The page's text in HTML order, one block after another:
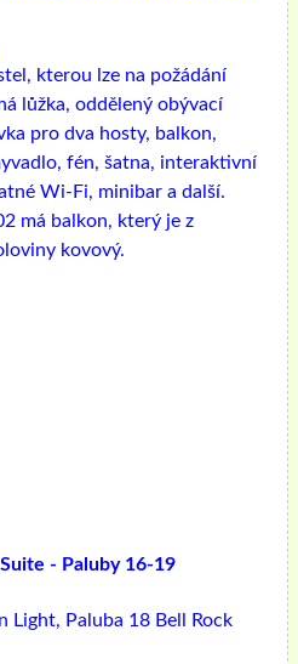
kterou lze na požádání
lůžka, oddělený obývací
pro dva hosty, balkon,
fén, šatna, interaktivní
Wi-Fi, minibar a další.
má balkon, který je z
kovový.
- Paluby 16-19
Light, Paluba 18 Bell Rock